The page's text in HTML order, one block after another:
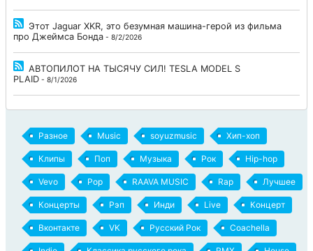
Этот Jaguar XKR, это безумная машина-герой из фильма
про Джеймса Бонда - 8/2/2026
АВТОПИЛОТ НА ТЫСЯЧУ СИЛ! TESLA MODEL S
PLAID - 8/1/2026
Разное Music soyuzmusic Хип-хоп
Клипы Поп Музыка Рок Hip-hop
Vevo Pop RAAVA MUSIC Rap Лучшее
Концерты Рэп Инди Live Концерт
Вконтакте VK Русский Рок Coachella